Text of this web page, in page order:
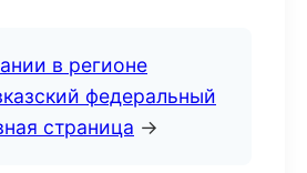
в регионе
федеральный
страница →